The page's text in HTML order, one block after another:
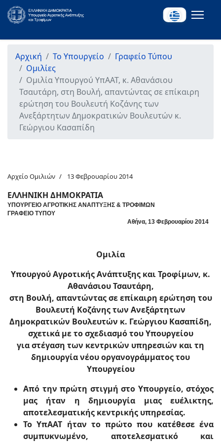
Αρχική Το Υπουργείο
Γραφείο Τύπου
Ομιλίες
Ομιλία Υπουργού ΥπΑΑΤ, κ. Αθανάσιου
Τσαυτάρη, στη Βουλή, απαντώντας σε επίκαιρη
ερώτηση του Βουλευτή Κοζάνης των
Ανεξάρτητων Δημοκρατικών Βουλευτών κ.
Γεώργιου Κασαπίδη
Αρχείο Ομιλιών 13 Φεβρουαρίου 2014
ΕΛΛΗΝΙΚΗ ΔΗΜΟΚΡΑΤΙΑ
ΥΠΟΥΡΓΕΙΟ ΑΓΡΟΤΙΚΗΣ ΑΝΑΠΤΥΞΗΣ & ΤΡΟΦΙΜΩΝ
ΓΡΑΦΕΙΟ ΤΥΠΟΥ
Αθήνα, 13 Φεβρουαρίου 2014
Ομιλία
Υπουργού Αγροτικής Ανάπτυξης και Τροφίμων, κ.
Αθανάσιου Τσαυτάρη,
στη Βουλή, απαντώντας σε επίκαιρη ερώτηση του
Βουλευτή Κοζάνης των Ανεξάρτητων
Δημοκρατικών Βουλευτών κ. Γεώργιου Κασαπίδη,
σχετικά με το σχεδιασμό του Υπουργείου
για στέγαση των κεντρικών υπηρεσιών και τη
δημιουργία νέου οργανογράμματος του
Υπουργείου
Από την πρώτη στιγμή στο Υπουργείο, στόχος
μας ήταν η δημιουργία μιας ευέλικτης,
αποτελεσματικής κεντρικής υπηρεσίας.
Το ΥπΑΑΤ ήταν το πρώτο που κατέθεσε ένα
συμπυκνωμένο, αποτελεσματικό και